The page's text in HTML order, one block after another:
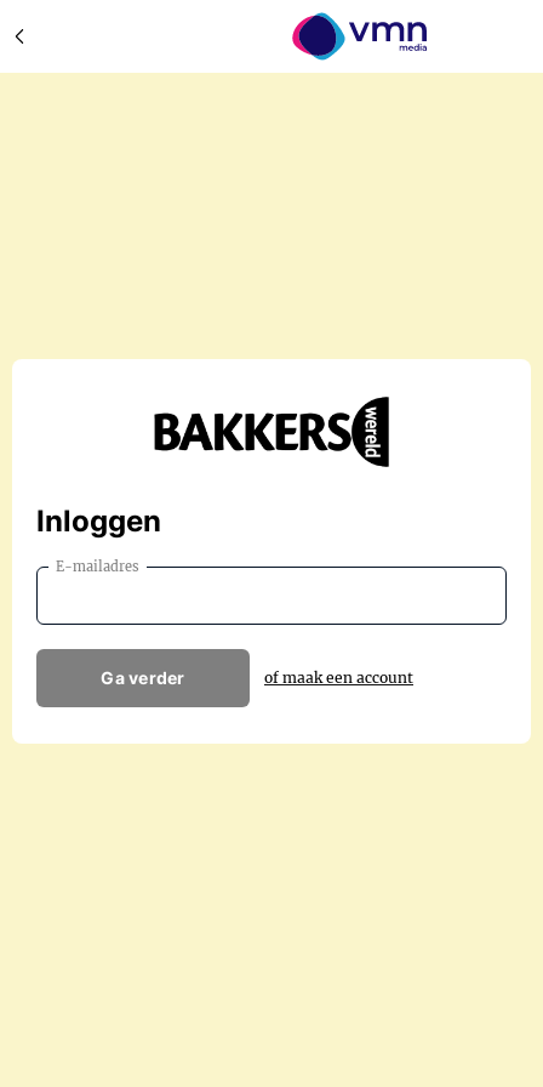
Inloggen
E-mailadres
Ga verder of maak een account